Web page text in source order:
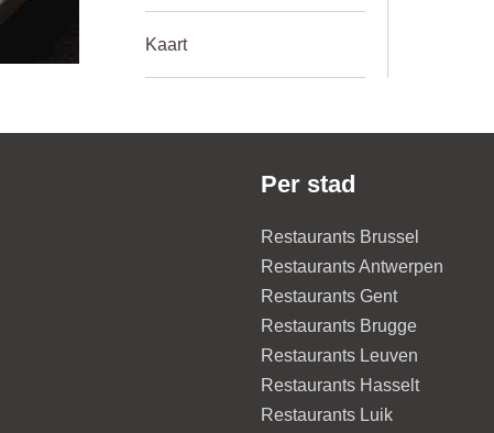
Kaart
Per stad
Restaurants Brussel
Restaurants Antwerpen
Restaurants Gent
Restaurants Brugge
Restaurants Leuven
Restaurants Hasselt
Restaurants Luik